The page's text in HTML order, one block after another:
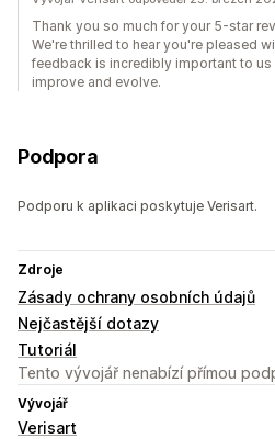
Thank you so much for your 5-star
We're thrilled to hear you're pleased
feedback is incredibly important to
improve and evolve.
Podpora
Podporu k aplikaci poskytuje Verisart.
Zdroje
Zásady ochrany osobních údajů
Nejčastější dotazy
Tutoriál
Tento vývojář nenabízí přímou
Vývojář
Verisart